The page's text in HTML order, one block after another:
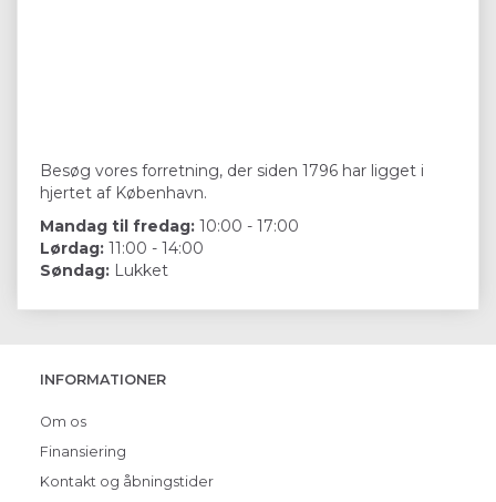
Besøg vores forretning, der siden 1796 har ligget i
hjertet af København.
Mandag til fredag: 10:00 - 17:00
Lørdag: 11:00 - 14:00
Søndag: Lukket
INFORMATIONER
Om os
Finansiering
Kontakt og åbningstider